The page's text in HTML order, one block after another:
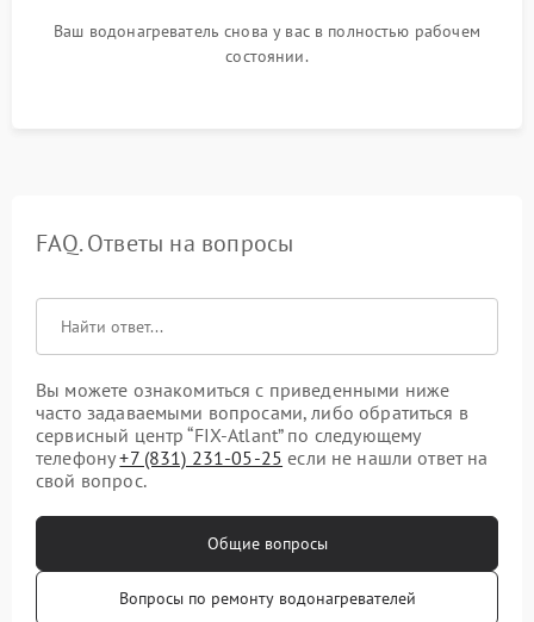
Ваш водонагреватель снова у вас в полностью рабочем
состоянии.
FAQ. Ответы на вопросы
Вы можете ознакомиться с приведенными ниже
часто задаваемыми вопросами, либо обратиться в
сервисный центр “FIX-Atlant” по следующему
телефону+7 (831) 231-05-25 если не нашли ответ на
свой вопрос.
Общие вопросы
Вопросы по ремонту водонагревателей